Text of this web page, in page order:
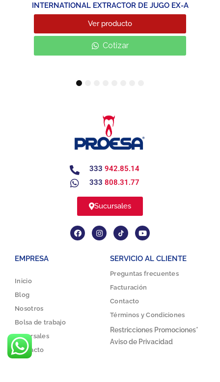
INTERNATIONAL EXTRACTOR DE JUGO EX-A
Ver producto
Cotizar
4
333 942.85.14
333 808.31.77
Sucursales
EMPRESA
Inicio
Blog
Nosotros
Bolsa de trabajo
Sucursales
Contacto
SERVICIO AL CLIENTE
Preguntas frecuentes
Facturación
Contacto
Términos y Condiciones
Restricciones Promociones*
Aviso de Privacidad